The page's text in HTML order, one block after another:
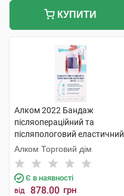
КУПИТИ
Алком 2022 Бандаж
післяопераційний та
післяпологовий еластичний
Євро розмір 7 1 шт
Алком Торговий дім
Є в наявності
від 878.00 грн